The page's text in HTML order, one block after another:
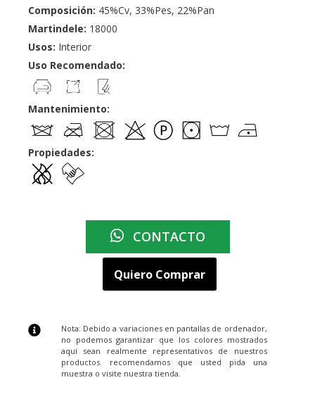
Composición: 45%Cv, 33%Pes, 22%Pan
Martindele: 18000
Usos: Interior
Uso Recomendado:
Mantenimiento:
Propiedades:
CONTACTO
Quiero Comprar
Nota: Debido a variaciones en pantallas de ordenador,
no podemos garantizar que los colores mostrados
aquí sean realmente representativos de nuestros
productos. recomendamos que usted pida una
muestra o visite nuestra tienda.